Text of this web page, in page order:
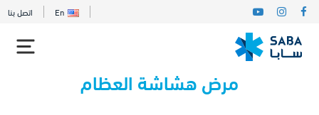
En اتصل بنا
مرض هشاشة العظام